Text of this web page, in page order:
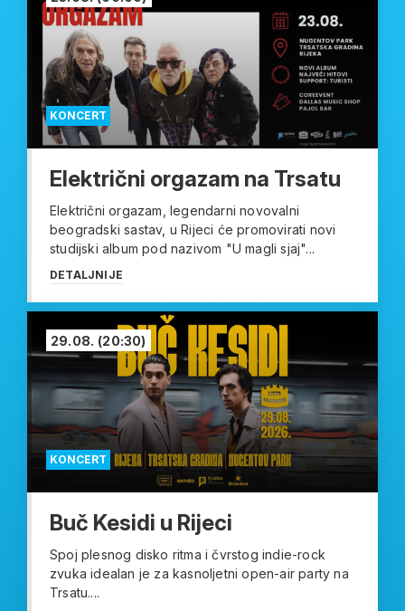
KONCERT
Električni orgazam na Trsatu
Električni orgazam, legendarni novovalni
beogradski sastav, u Rijeci će promovirati novi
studijski album pod nazivom "U magli sjaj"...
DETALJNIJE
KONCERT
29.08. (20:30)
Buč Kesidi u Rijeci
Spoj plesnog disko ritma i čvrstog indie-rock
zvuka idealan je za kasnoljetni open-air party na
Trsatu....